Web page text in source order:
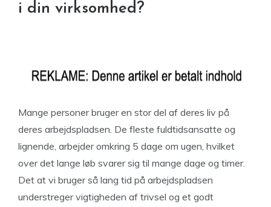
i din virksomhed?
Mange personer bruger en stor del af deres liv på
deres arbejdspladsen. De fleste fuldtidsansatte og
lignende, arbejder omkring 5 dage om ugen, hvilket
over det lange løb svarer sig til mange dage og timer.
Det at vi bruger så lang tid på arbejdspladsen
understreger vigtigheden af trivsel og et godt